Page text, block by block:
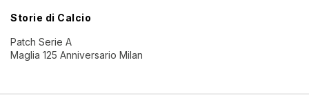
Storie di Calcio
Patch Serie A
Maglia 125 Anniversario Milan